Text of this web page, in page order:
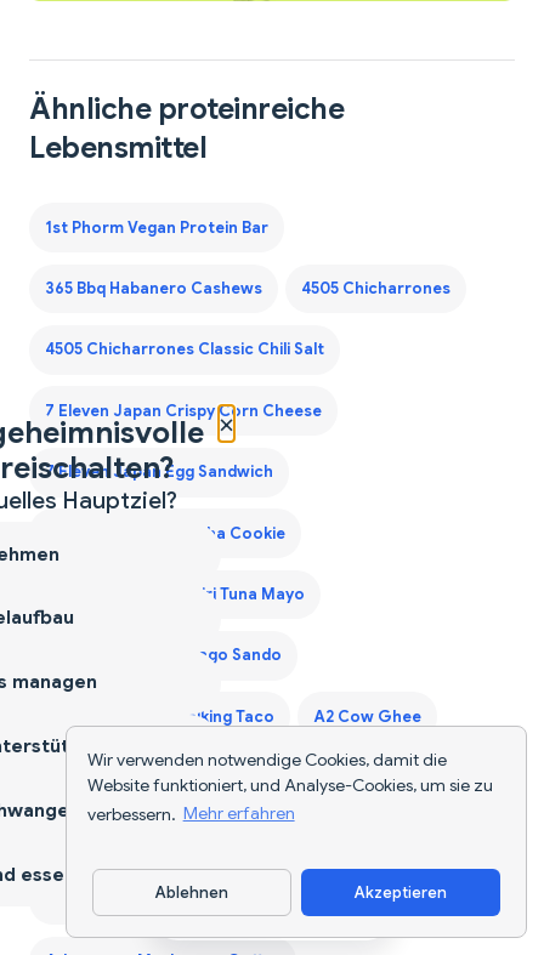
Wir verwenden notwendige Cookies, damit die
Website funktioniert, und Analyse-Cookies, um sie zu
verbessern. Mehr erfahren
Ablehnen Akzeptieren
Ähnliche proteinreiche
Lebensmittel
1st Phorm Vegan Protein Bar
365 Bbq Habanero Cashews 4505 Chicharrones
4505 Chicharrones Classic Chili Salt
7 Eleven Japan Crispy Corn Cheese
7 Eleven Japan Egg Sandwich
7 Eleven Japan Matcha Cookie
7 Eleven Japan Onigiri Tuna Mayo
7 Eleven Japan Tamago Sando
7 Eleven Laredo Walking Taco A2 Cow Ghee
A2 Desi Ghee A2 Ghee Acai Bowls Acaraje
Adaptogen Coffee Blend
App herunterladen
×
Hauptziel?
managen
essen